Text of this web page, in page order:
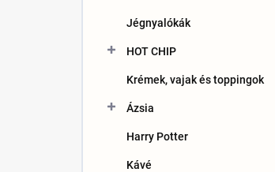
Jégnyalókák
HOT CHIP
Krémek, vajak és toppingok
Ázsia
Harry Potter
Kávé